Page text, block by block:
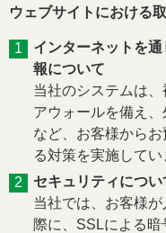
ウェブサイトにおける
インターネットを
報について
当社のシステムは
アウォールを備え
など、お客様から
る対策を実施してい
セキュリティについ
当社では、お客様
際に、SSLによる